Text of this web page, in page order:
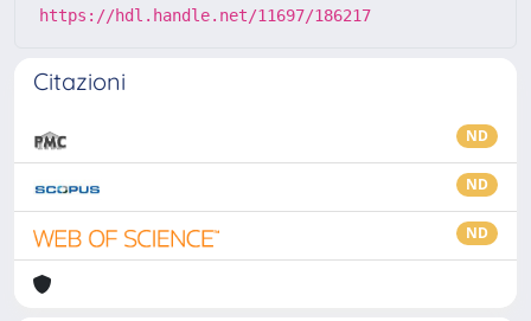
https://hdl.handle.net/11697/186217
Citazioni
ND
ND
ND